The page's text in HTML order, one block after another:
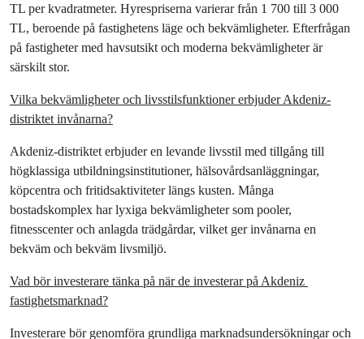
TL per kvadratmeter. Hyrespriserna varierar från 1 700 till 3 000
TL, beroende på fastighetens läge och bekvämligheter. Efterfrågan
på fastigheter med havsutsikt och moderna bekvämligheter är
särskilt stor.
Vilka bekvämligheter och livsstilsfunktioner erbjuder Akdeniz-
distriktet invånarna?
Akdeniz-distriktet erbjuder en levande livsstil med tillgång till
högklassiga utbildningsinstitutioner, hälsovårdsanläggningar,
köpcentra och fritidsaktiviteter längs kusten. Många
bostadskomplex har lyxiga bekvämligheter som pooler,
fitnesscenter och anlagda trädgårdar, vilket ger invånarna en
bekväm och bekväm livsmiljö.
Vad bör investerare tänka på när de investerar på Akdeniz
fastighetsmarknad?
Investerare bör genomföra grundliga marknadsundersökningar och